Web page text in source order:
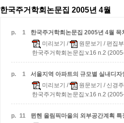
한국주거학회논문집 2005년 4월
p. 1
한국주거학회논문집 2005년 4월 목
미리보기 / 원문보기 / 편집부
한국주거학회논문집:v.16 n.2
p. 1
서울지역 아파트의 규모별 실내디
미리보기 / 원문보기 / 신경
한국주거학회논문집:v.16 n.2
p. 11
뮌헨 올림픽마을의 외부공간계획 특